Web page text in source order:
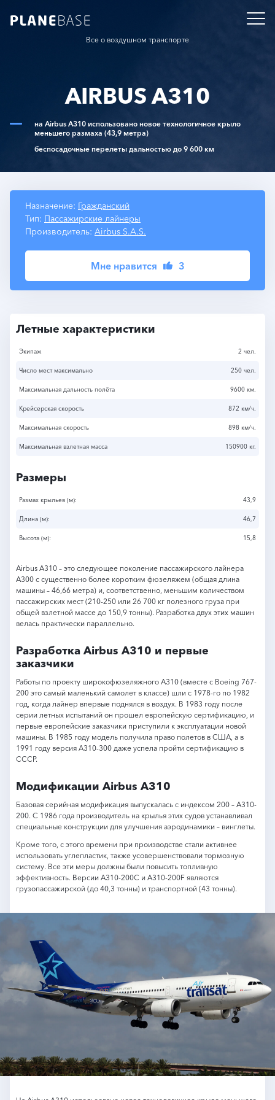
Все о воздушном транспорте
AIRBUS A310
на Airbus A310 использовано новое технологичное крыло
меньшего размаха (43,9 метра)
беспосадочные перелеты дальностью до 9 600 км
Назначение: Гражданский
Тип: Пассажирские лайнеры
Производитель: Airbus S.A.S.
Мне нравится 3
Летные характеристики
Экипаж 2 чел.
Число мест максимально 250 чел.
Максимальная дальность полёта 9600 км.
Крейсерская скорость 872 км/ч.
Максимальная скорость 898 км/ч.
Максимальная взлетная масса 150900 кг.
Размеры
Размах крыльев (м): 43,9
Длина (м): 46,7
Высота (м): 15,8
Airbus A310 – это следующее поколение пассажирского лайнера
A300 с существенно более коротким фюзеляжем (общая длина
машины – 46,66 метра) и, соответственно, меньшим количеством
пассажирских мест (210-250 или 26 700 кг полезного груза при
общей взлетной массе до 150,9 тонны). Разработка двух этих машин
велась практически параллельно.
Разработка Airbus A310 и первые
заказчики
Работы по проекту широкофюзеляжного A310 (вместе с Boeing 767-
200 это самый маленький самолет в классе) шли с 1978-го по 1982
год, когда лайнер впервые поднялся в воздух. В 1983 году после
серии летных испытаний он прошел европейскую сертификацию, и
первые европейские заказчики приступили к эксплуатации новой
машины. В 1985 году модель получила право полетов в США, а в
1991 году версия A310-300 даже успела пройти сертификацию в
СССР.
Модификации Airbus A310
Базовая серийная модификация выпускалась с индексом 200 – A310-
200. С 1986 года производитель на крылья этих судов устанавливал
специальные конструкции для улучшения аэродинамики – винглеты.
Кроме того, с этого времени при производстве стали активнее
использовать углепластик, также усовершенствовали тормозную
систему. Все эти меры должны были повысить топливную
эффективность. Версии A310-200C и A310-200F являются
грузопассажирской (до 40,3 тонны) и транспортной (43 тонны).